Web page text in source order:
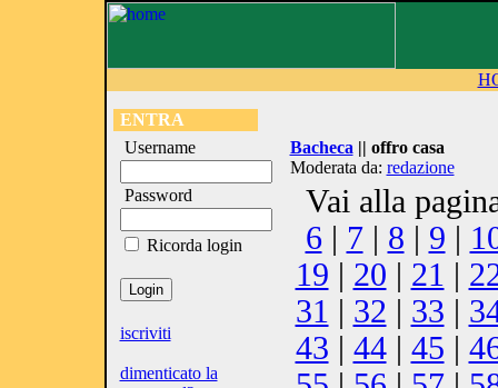
ENTRA
Username
Password
Ricorda login
iscriviti
dimenticato la
Bacheca || offro casa
Moderata da: redazione
Vai alla
6 | 7| 8 | 9 |
19 | 20 | 21 |
31 | 32 | 33 |
43 | 44| 45 |